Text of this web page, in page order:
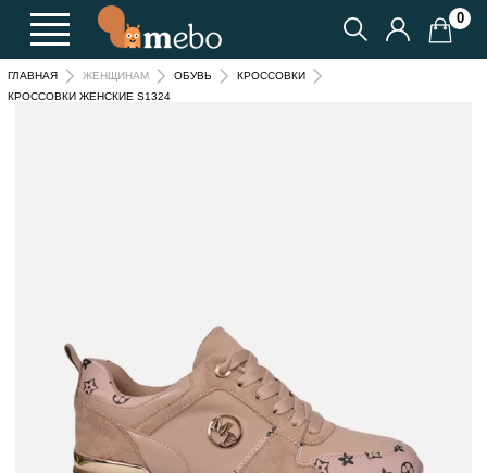
0
ГЛАВНАЯ ЖЕНЩИНАМ ОБУВЬ
КРОССОВКИ
КРОССОВКИ ЖЕНСКИЕ S1324